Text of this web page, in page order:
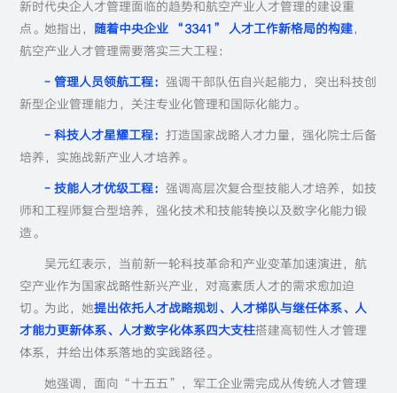
新时代央企人才管理面临的趋势和航空产业人才管理的建设重
点。她指出， 随着中央企业 “3341” 人才工作新格局的构建，
航空产业人才管理需要落实三大工程：
- 管理人员领航工程： 强调干部队伍自兴起能力，突出科技创
新型企业管理能力，关注专业化管理和国际化能力。
- 科技人才星耀工程：打造国家战略人才力量，强化院士后备
培养，实施战新产业人才培养。
- 技能人才优级工程： 强调高层次复合型技能人才培养，如技
师和工程师复合型培养，强化技术和技能转换以及数字化能力锻
造。
吴元红表示，当前新一轮科技革命和产业变革加速演进，航
空产业作为国家战略性新兴产业，对高素质人才的需求愈加迫
切。为此，她提出依托人才战略规划、人才梯队与继任体系、人
才能力更新体系、人才数字化体系四大支柱搭建高韧性人才管理
体系，并给出体系落地的实践路径。
她强调，面向“十五五”，军工企业需完成从传统人才管理